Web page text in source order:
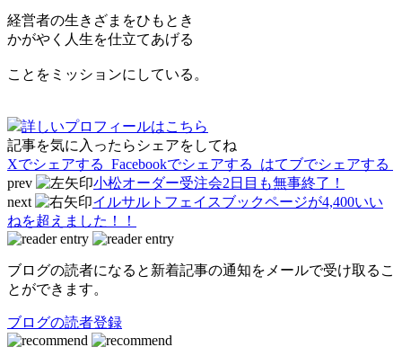
経営者の生きざまをひもとき
かがやく人生を仕立てあげる
ことをミッションにしている。
詳しいプロフィールはこちら
記事を気に入ったらシェアをしてね
Xでシェアする Facebookでシェアする
はてブでシェアする
prev
小松オーダー受注会2日目も無事終了！
next
イルサルトフェイスブックページが4,400いい
ねを超えました！！
ブログの読者になると新着記事の通知をメールで受け取るこ
とができます。
ブログの読者登録